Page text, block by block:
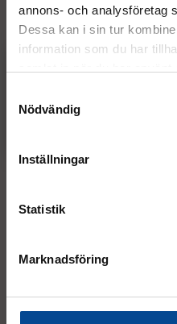
annons- och analysföretag
Dessa kan i sin tur
information som du har
Nödvändig
Inställningar
Statistik
Marknadsföring
Tumstocksvägen 11 A (karta)
187 66 Täby
Mån–Tor:
7.30–16.30
Fre:7.30–14.00
AVVIKANDE ÖPPETTIDER